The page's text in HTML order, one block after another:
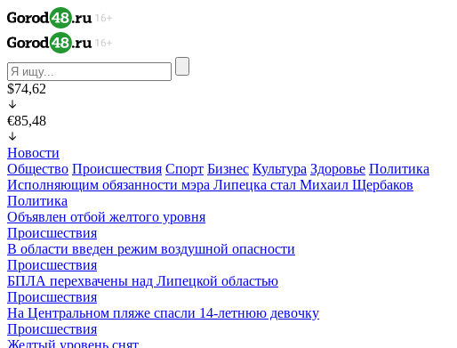
$74,62
€85,48
Новости
Общество Происшествия Спорт Бизнес Культура Здоровье Политика
Исполняющим обязанности мэра Липецка стал Михаил Щербаков
Политика
Объявлен отбой желтого уровня
Происшествия
В области введен режим воздушной опасности
Происшествия
БПЛА перехвачены над Липецкой областью
Происшествия
На Центральном пляже спасли 14-летнюю девочку
Происшествия
Желтый уровень снят